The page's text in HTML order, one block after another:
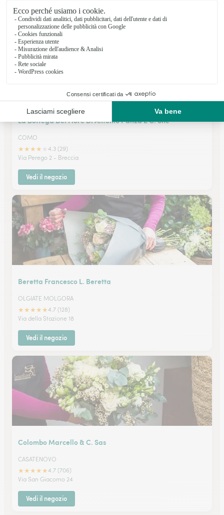
Vedi il negozio
La Bottega Del Fiore Di Antonio Panza E C. Snc
COMO
★★★★
4.3 (29)
Via Perego 2 - Breccia
Vedi il negozio
Beretta Francesco L. Beretta
OLGIATE MOLGORA
★★★★★4.7 (128)
Via della Stazione 18
Vedi il negozio
Colombo Marcello & C. Sas
CASATENOVO
★★★★★4.7 (706)
Via San Giacomo 24
Vedi il negozio